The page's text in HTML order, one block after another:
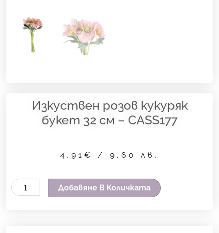
Изкуствен розов кукуряк
букет 32 см – CASS177
4.91€ / 9.60 лв.
количество Добавяне В Количката